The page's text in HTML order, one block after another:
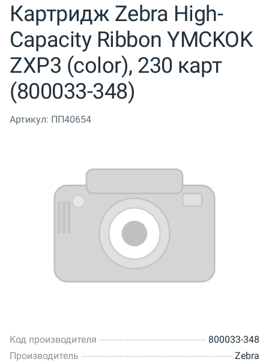
Картридж Zebra High-
Capacity Ribbon YMCKOK
ZXP3 (color), 230 карт
(800033-348)
Артикул: ПП40654
Код производителя
800033-348
Производитель
Zebra